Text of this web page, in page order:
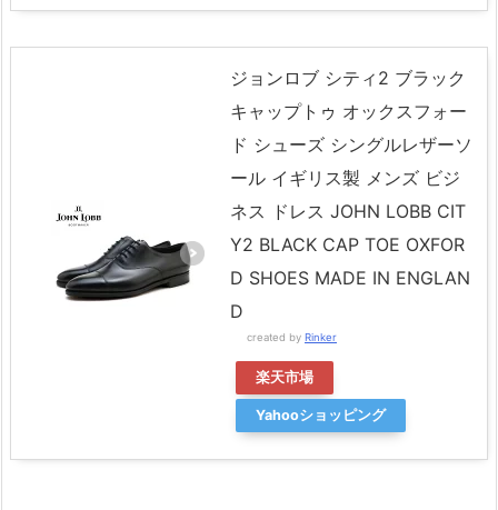
ジョンロブ シティ2 ブラック
キャップトゥ オックスフォー
ド シューズ シングルレザーソ
ール イギリス製 メンズ ビジ
ネス ドレス JOHN LOBB CIT
Y2 BLACK CAP TOE OXFOR
D SHOES MADE IN ENGLAN
D
created by Rinker
楽天市場
Yahooショッピング